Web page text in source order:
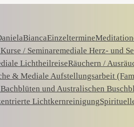
BiancaEinzeltermine
/ Seminaremediale Herz- und
LichtheilreiseRäuchern /
& Mediale Aufstellungsarbeit
und Australischen
Lichtkernreinigung